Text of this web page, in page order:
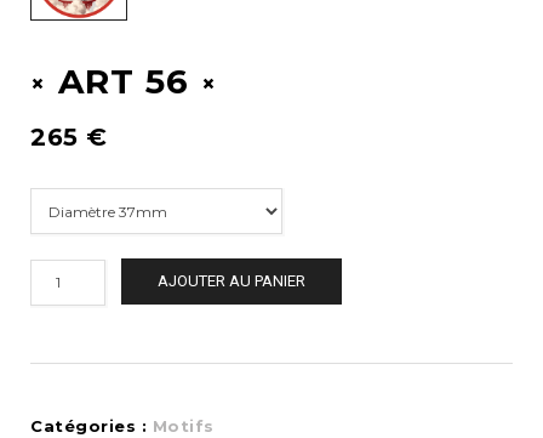
ART 56
265 €
AJOUTER AU PANIER
Catégories : Motifs